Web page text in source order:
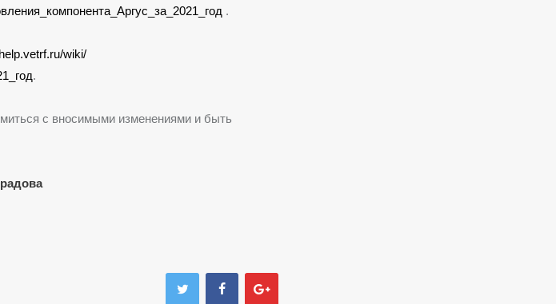
.
wiki/
.
с вносимыми изменениями и быть